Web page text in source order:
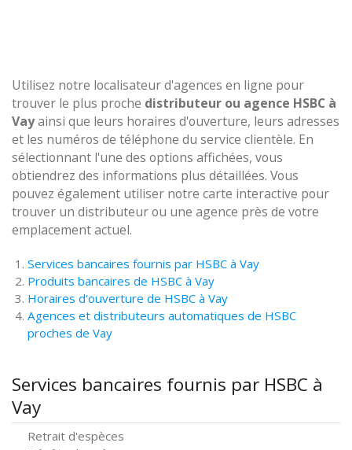
Utilisez notre localisateur d'agences en ligne pour
trouver le plus proche distributeur ou agence HSBC à
Vayainsi que leurs horaires d'ouverture, leurs adresses
et les numéros de téléphone du service clientèle. En
sélectionnant l'une des options affichées, vous
obtiendrez des informations plus détaillées. Vous
pouvez également utiliser notre carte interactive pour
trouver un distributeur ou une agence près de votre
emplacement actuel.
Services bancaires fournis par HSBC à Vay
Produits bancaires de HSBC à Vay
Horaires d'ouverture de HSBC à Vay
Agences et distributeurs automatiques de HSBC
proches de Vay
Services bancaires fournis par HSBC à
Vay
Retrait d'espèces